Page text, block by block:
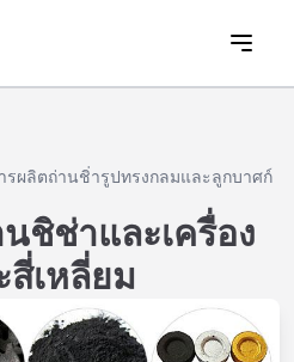
รผลิตถ่านชิ่ารูปทรงกลมและลูกบาศก์
ชิช่าและเครื่อง
เหลี่ยม